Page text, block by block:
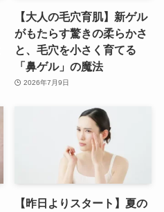
【大人の毛穴育肌】新ゲル
がもたらす驚きの柔らかさ
と、毛穴を小さく育てる
「鼻ゲル」の魔法
2026年7月9日
【昨日よりスタート】夏の